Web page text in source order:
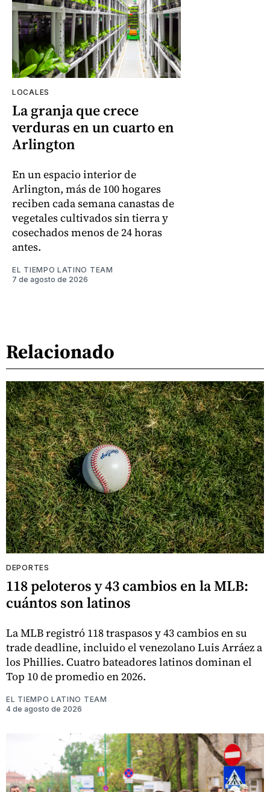
LOCALES
La granja que crece
verduras en un cuarto en
Arlington
En un espacio interior de
Arlington, más de 100 hogares
reciben cada semana canastas de
vegetales cultivados sin tierra y
cosechados menos de 24 horas
antes.
EL TIEMPO LATINO TEAM
7 de agosto de 2026
Relacionado
DEPORTES
118 peloteros y 43 cambios en la MLB:
cuántos son latinos
La MLB registró 118 traspasos y 43 cambios en su
trade deadline, incluido el venezolano Luis Arráez a
los Phillies. Cuatro bateadores latinos dominan el
Top 10 de promedio en 2026.
EL TIEMPO LATINO TEAM
4 de agosto de 2026